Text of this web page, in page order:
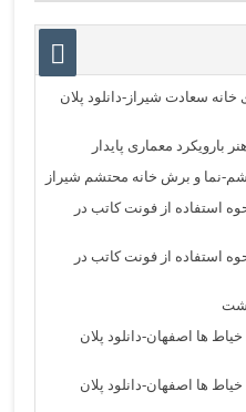
خانه سعادت شیراز-دانلود پلان
بارویکرد معماری پایدار
نما و برش خانه محتشم شیراز
استفاده از فونت کاتب در
استفاده از فونت کاتب در
ها اصفهان-دانلود پلان
ها اصفهان-دانلود پلان